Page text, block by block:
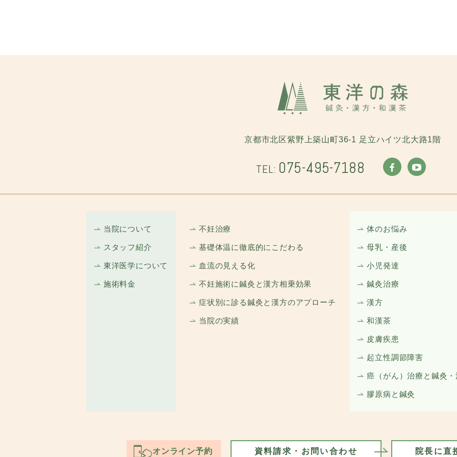
京都市北区紫野上築山町36-1 足立ハイツ北大路1階
TEL: 075-495-7188
当院について
スタッフ紹介
東洋医学について
施術料金
不妊治療
基礎体温に徹底的にこだわる
血流の見える化
不妊施術に鍼灸と漢方相乗効果
症状別に診る鍼灸と漢方のアプローチ
当院の実績
体のお悩み
母乳・産後
小児発達
鍼灸治療
漢方
和漢茶
皮膚疾患
起立性調節障害
癌（がん）治療と鍼灸
膠原病と鍼灸
オンライン予約 資料請求・お問い合わせ 院長に直